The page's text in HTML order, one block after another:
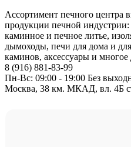
Ассортимент печного центра
продукции печной
каминное и печное литье,
дымоходы, печи для дома и
каминов, аксессуары и многое
8 (916) 881-83-99
Пн-Вс: 09:00 - 19:00 Без
Москва, 38 км. МКАД, вл. 4Б